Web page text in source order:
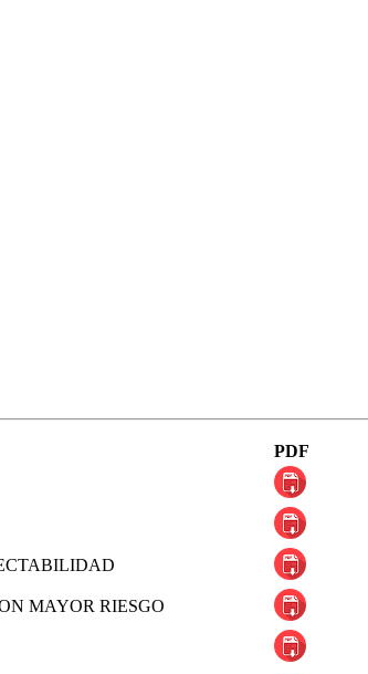
PDF
MAYOR RIESGO